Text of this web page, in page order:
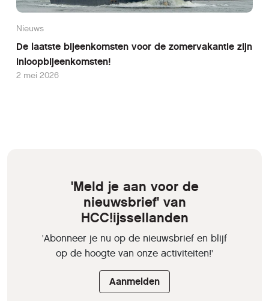
Nieuws
De laatste bijeenkomsten voor de zomervakantie zijn
inloopbijeenkomsten!
2 mei 2026
'Meld je aan voor de
nieuwsbrief' van
HCC!ijssellanden
'Abonneer je nu op de nieuwsbrief en blijf
op de hoogte van onze activiteiten!'
Aanmelden